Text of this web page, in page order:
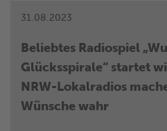
Hörer der NRW-
Haushaltskasse mit bis
auffüllen.
31.08.2023
Beliebtes Radiospiel
Glücksspirale“ startet
NRW-Lokalradios
Wünsche wahr